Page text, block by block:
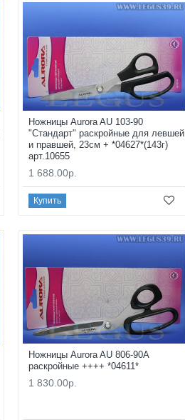
Ножницы Aurora AU 103-90
"Стандарт" раскройные для левшей
и правшей, 23см + *04627*(143г)
арт.10655
1 688.00р.
Купить
Ножницы Aurora AU 806-90A
раскройные ++++ *04611*
1 830.00р.